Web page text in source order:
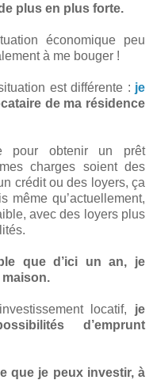
plus en plus forte.
économique peu
à me bouger !
est différente : je
de ma résidence
pour obtenir un prêt
charges soient des
crédit ou des loyers, ça
même qu’actuellement,
avec des loyers plus
que d’ici un an, je
locatif, je
d’emprunt
que je peux investir, à